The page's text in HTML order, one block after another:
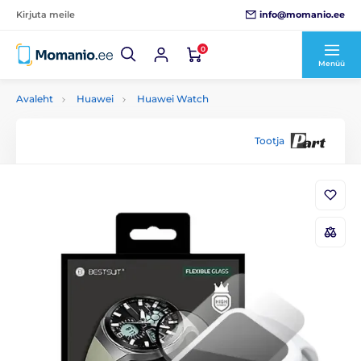
Kirjuta meile info@momanio.ee
0
Menüü
Avaleht Huawei Huawei Watch
Tootja